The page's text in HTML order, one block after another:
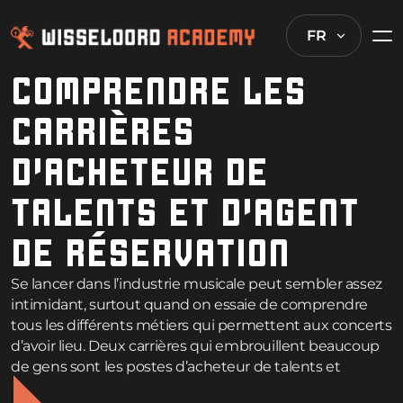
FR
COMPRENDRE LES
CARRIÈRES
D’ACHETEUR DE
TALENTS ET D’AGENT
DE RÉSERVATION
Se lancer dans l’industrie musicale peut sembler assez
intimidant, surtout quand on essaie de comprendre
tous les différents métiers qui permettent aux concerts
d’avoir lieu. Deux carrières qui embrouillent beaucoup
de gens sont les postes d’acheteur de talents et
d’agent de booking. Ils travaillent ensemble tout le